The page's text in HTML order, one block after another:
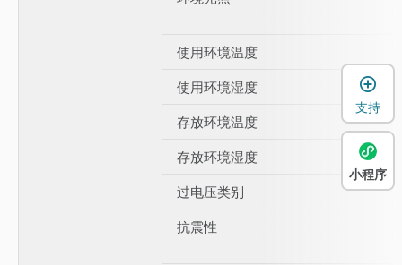
使用环境温度
使用环境湿度
存放环境温度
存放环境湿度
过电压类别
抗震性
支持
小程序